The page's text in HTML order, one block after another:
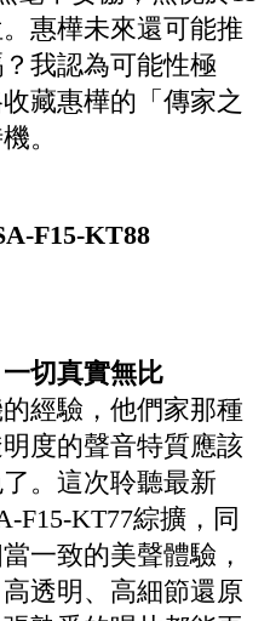
惠樺未來還可能推
我認為可能性極
藏惠樺的「傳家之
。
F15-KT88
切真實無比
經驗，他們家那種
度的聲音特質應該
。這次聆聽最新
F15-KT77綜擴，同
一致的美聲體驗，
透明、高細節還原